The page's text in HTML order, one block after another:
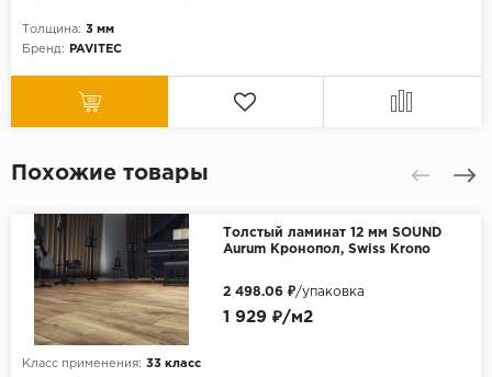
Толщина: 3 мм
Бренд:
PAVITEC
Похожие товары
Толстый ламинат 12 мм SOUND
Aurum Кронопол, Swiss Krono
Класс применения: 33 класс
1 929 ₽/м2
2 498.06 ₽/упаковка